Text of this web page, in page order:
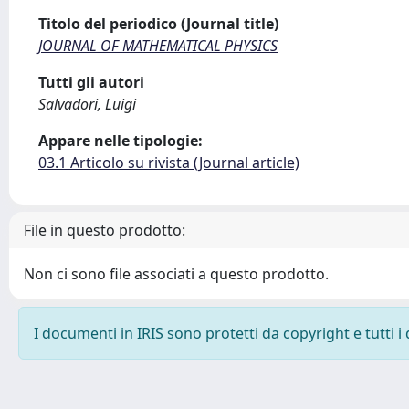
Titolo del periodico (Journal title)
JOURNAL OF MATHEMATICAL PHYSICS
Tutti gli autori
Salvadori, Luigi
Appare nelle tipologie:
03.1 Articolo su rivista (Journal article)
File in questo prodotto:
Non ci sono file associati a questo prodotto.
I documenti in IRIS sono protetti da copyright e tutti